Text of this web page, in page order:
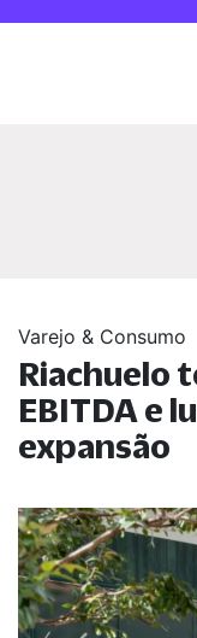
Varejo & Consumo
Riachuelo
EBITDA e
expansão